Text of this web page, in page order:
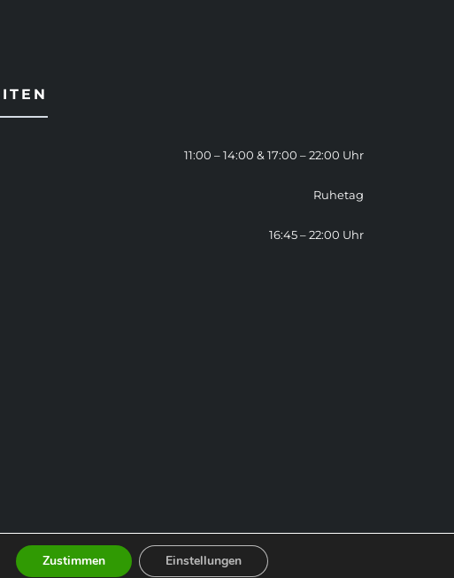
11:00 – 14:00 & 17:00 – 22:00 Uhr
Ruhetag
16:45 – 22:00 Uhr
Zustimmen Einstellungen